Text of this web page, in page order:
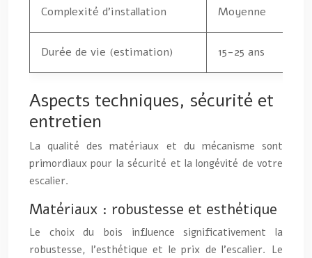
Complexité d’installation Moyenne
Durée de vie (estimation) 15-25 ans
Aspects techniques, sécurité et
entretien
La qualité des matériaux et du mécanisme sont
primordiaux pour la sécurité et la longévité de votre
escalier.
Matériaux : robustesse et esthétique
Le choix du bois influence significativement la
robustesse, l’esthétique et le prix de l’escalier. Le